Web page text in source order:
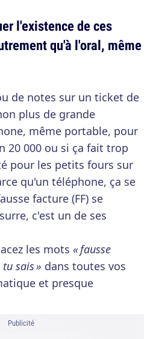
l'existence de ces
qu'à l'oral, même
de notes sur un ticket de
plus de grande
même portable, pour
20 000 ou si ça fait trop
pour les petits fours sur
qu'un téléphone, ça se
facture (FF) se
c'est un de ses
les mots « fausse
tu sais » dans toutes vos
et presque
Publicité